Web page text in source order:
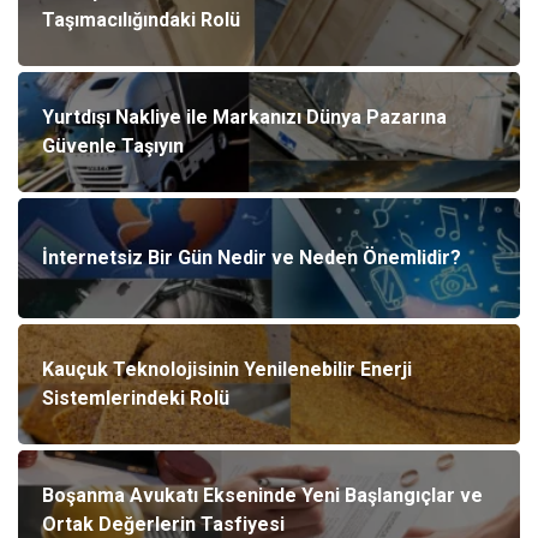
Taşımacılığındaki Rolü
Yurtdışı Nakliye ile Markanızı Dünya Pazarına
Güvenle Taşıyın
İnternetsiz Bir Gün Nedir ve Neden Önemlidir?
Kauçuk Teknolojisinin Yenilenebilir Enerji
Sistemlerindeki Rolü
Boşanma Avukatı Ekseninde Yeni Başlangıçlar ve
Ortak Değerlerin Tasfiyesi